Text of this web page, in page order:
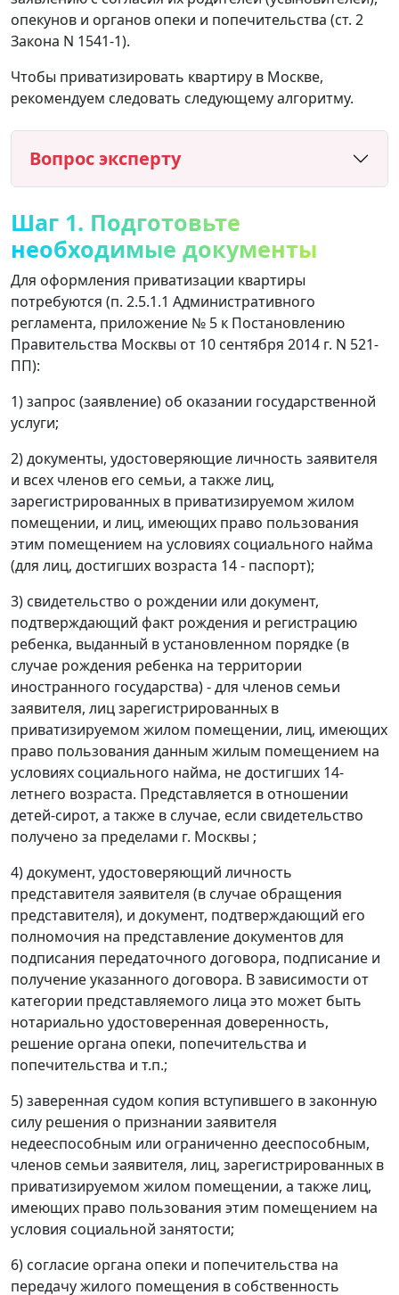
опекунов и органов опеки и попечительства (ст. 2
Закона N 1541-1).
Чтобы приватизировать квартиру в Москве,
рекомендуем следовать следующему алгоритму.
Вопрос эксперту
Шаг 1. Подготовьте
необходимые документы
Для оформления приватизации квартиры
потребуются (п. 2.5.1.1 Административного
регламента, приложение № 5 к Постановлению
Правительства Москвы от 10 сентября 2014 г. N 521-
ПП):
1) запрос (заявление) об оказании государственной
услуги;
2) документы, удостоверяющие личность заявителя
и всех членов его семьи, а также лиц,
зарегистрированных в приватизируемом жилом
помещении, и лиц, имеющих право пользования
этим помещением на условиях социального найма
(для лиц, достигших возраста 14 - паспорт);
3) свидетельство о рождении или документ,
подтверждающий факт рождения и регистрацию
ребенка, выданный в установленном порядке (в
случае рождения ребенка на территории
иностранного государства) - для членов семьи
заявителя, лиц зарегистрированных в
приватизируемом жилом помещении, лиц, имеющих
право пользования данным жилым помещением на
условиях социального найма, не достигших 14-
летнего возраста. Представляется в отношении
детей-сирот, а также в случае, если свидетельство
получено за пределами г. Москвы ;
4) документ, удостоверяющий личность
представителя заявителя (в случае обращения
представителя), и документ, подтверждающий его
полномочия на представление документов для
подписания передаточного договора, подписание и
получение указанного договора. В зависимости от
категории представляемого лица это может быть
нотариально удостоверенная доверенность,
решение органа опеки, попечительства и
попечительства и т.п.;
5) заверенная судом копия вступившего в законную
силу решения о признании заявителя
недееспособным или ограниченно дееспособным,
членов семьи заявителя, лиц, зарегистрированных в
приватизируемом жилом помещении, а также лиц,
имеющих право пользования этим помещением на
условия социальной занятости;
6) согласие органа опеки и попечительства на
передачу жилого помещения в собственность